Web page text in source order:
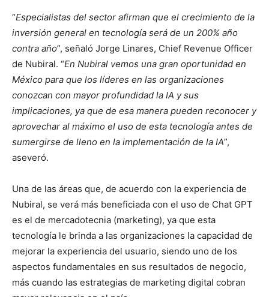
“Especialistas del sector afirman que el crecimiento de la
inversión general en tecnología será de un 200% año
contra año”, señaló Jorge Linares, Chief Revenue Officer
de Nubiral. “En Nubiral vemos una gran oportunidad en
México para que los líderes en las organizaciones
conozcan con mayor profundidad la IA y sus
implicaciones, ya que de esa manera pueden reconocer y
aprovechar al máximo el uso de esta tecnología antes de
sumergirse de lleno en la implementación de la IA”,
aseveró.
Una de las áreas que, de acuerdo con la experiencia de
Nubiral, se verá más beneficiada con el uso de Chat GPT
es el de mercadotecnia (marketing), ya que esta
tecnología le brinda a las organizaciones la capacidad de
mejorar la experiencia del usuario, siendo uno de los
aspectos fundamentales en sus resultados de negocio,
más cuando las estrategias de marketing digital cobran